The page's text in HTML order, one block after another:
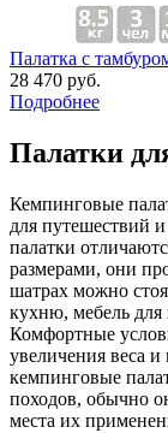
Палатка с
28 470 руб.
Подробнее
Палатки
Кемпинговые
для путешествий
палатки
размерами, они
шатрах можно
кухню, мебель для
Комфортные
увеличения веса и
кемпинговые
походов, обычно
места их